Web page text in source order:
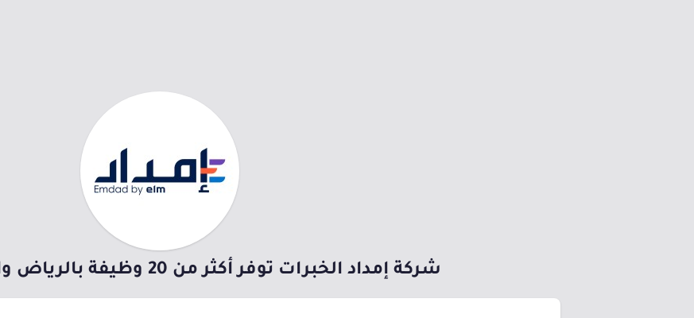
شركة إمداد الخبرات توفر أكثر من 20 وظيفة بالرياض والمدينة المنورة